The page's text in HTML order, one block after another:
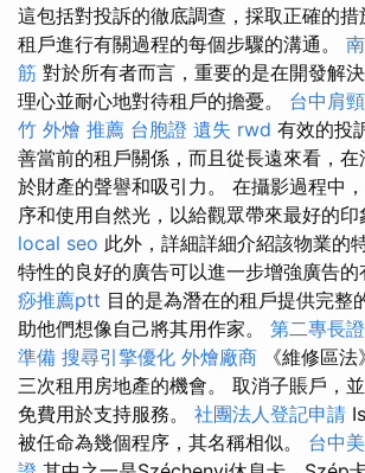
這包括對投訴的徹底調查，採取正確的
租戶進行有關過程的每個步驟的溝通。
筋 對於所有者而言，重要的是在開發解
理心並耐心地對待租戶的擔憂。 台中肩
竹 外燴 推薦 台胞證 遺失 rwd 有效的投
善當前的租戶關係，而且從長遠來看，
於財產的聲譽和吸引力。 在攝影過程中
序和使用自然光，以給觀眾帶來最好的印
local seo 此外，詳細詳細介紹該物業的
特性的良好的廣告可以進一步增強廣告的
痧推薦ptt 目的是為潛在的租戶提供完整
助他們想像自己將其用作家。 第二專長
準備 搜尋引擎優化 外燴廠商 《維修區
三次租用房地產的機會。 取消子賬戶，
免費用於支持服務。 社團法人登記申請
被任命為幾個程序，其名稱相似。 台中